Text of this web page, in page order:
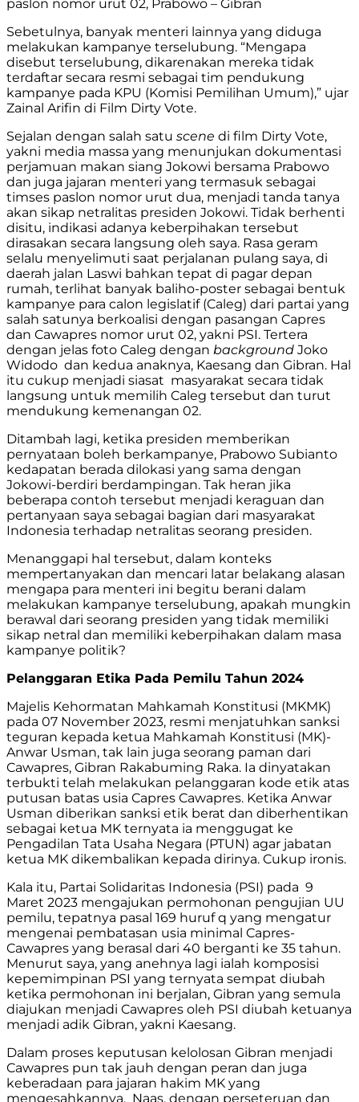
paslon nomor urut 02, Prabowo – Gibran
Sebetulnya, banyak menteri lainnya yang diduga
melakukan kampanye terselubung. “Mengapa
disebut terselubung, dikarenakan mereka tidak
terdaftar secara resmi sebagai tim pendukung
kampanye pada KPU (Komisi Pemilihan Umum),” ujar
Zainal Arifin di Film Dirty Vote.
Sejalan dengan salah satu scene di film Dirty Vote,
yakni media massa yang menunjukan dokumentasi
perjamuan makan siang Jokowi bersama Prabowo
dan juga jajaran menteri yang termasuk sebagai
timses paslon nomor urut dua, menjadi tanda tanya
akan sikap netralitas presiden Jokowi. Tidak berhenti
disitu, indikasi adanya keberpihakan tersebut
dirasakan secara langsung oleh saya. Rasa geram
selalu menyelimuti saat perjalanan pulang saya, di
daerah jalan Laswi bahkan tepat di pagar depan
rumah, terlihat banyak baliho-poster sebagai bentuk
kampanye para calon legislatif (Caleg) dari partai yang
salah satunya berkoalisi dengan pasangan Capres
dan Cawapres nomor urut 02, yakni PSI. Tertera
dengan jelas foto Caleg dengan background Joko
Widodo dan kedua anaknya, Kaesang dan Gibran. Hal
itu cukup menjadi siasat masyarakat secara tidak
langsung untuk memilih Caleg tersebut dan turut
mendukung kemenangan 02.
Ditambah lagi, ketika presiden memberikan
pernyataan boleh berkampanye, Prabowo Subianto
kedapatan berada dilokasi yang sama dengan
Jokowi-berdiri berdampingan. Tak heran jika
beberapa contoh tersebut menjadi keraguan dan
pertanyaan saya sebagai bagian dari masyarakat
Indonesia terhadap netralitas seorang presiden.
Menanggapi hal tersebut, dalam konteks
mempertanyakan dan mencari latar belakang alasan
mengapa para menteri ini begitu berani dalam
melakukan kampanye terselubung, apakah mungkin
berawal dari seorang presiden yang tidak memiliki
sikap netral dan memiliki keberpihakan dalam masa
kampanye politik?
Pelanggaran Etika Pada Pemilu Tahun 2024
Majelis Kehormatan Mahkamah Konstitusi (MKMK)
pada 07 November 2023, resmi menjatuhkan sanksi
teguran kepada ketua Mahkamah Konstitusi (MK)-
Anwar Usman, tak lain juga seorang paman dari
Cawapres, Gibran Rakabuming Raka. Ia dinyatakan
terbukti telah melakukan pelanggaran kode etik atas
putusan batas usia Capres Cawapres. Ketika Anwar
Usman diberikan sanksi etik berat dan diberhentikan
sebagai ketua MK ternyata ia menggugat ke
Pengadilan Tata Usaha Negara (PTUN) agar jabatan
ketua MK dikembalikan kepada dirinya. Cukup ironis.
Kala itu, Partai Solidaritas Indonesia (PSI) pada 9
Maret 2023 mengajukan permohonan pengujian UU
pemilu, tepatnya pasal 169 huruf q yang mengatur
mengenai pembatasan usia minimal Capres-
Cawapres yang berasal dari 40 berganti ke 35 tahun.
Menurut saya, yang anehnya lagi ialah komposisi
kepemimpinan PSI yang ternyata sempat diubah
ketika permohonan ini berjalan, Gibran yang semula
diajukan menjadi Cawapres oleh PSI diubah ketuanya
menjadi adik Gibran, yakni Kaesang.
Dalam proses keputusan kelolosan Gibran menjadi
Cawapres pun tak jauh dengan peran dan juga
keberadaan para jajaran hakim MK yang
mengesahkannya. Naas, dengan perseteruan dan